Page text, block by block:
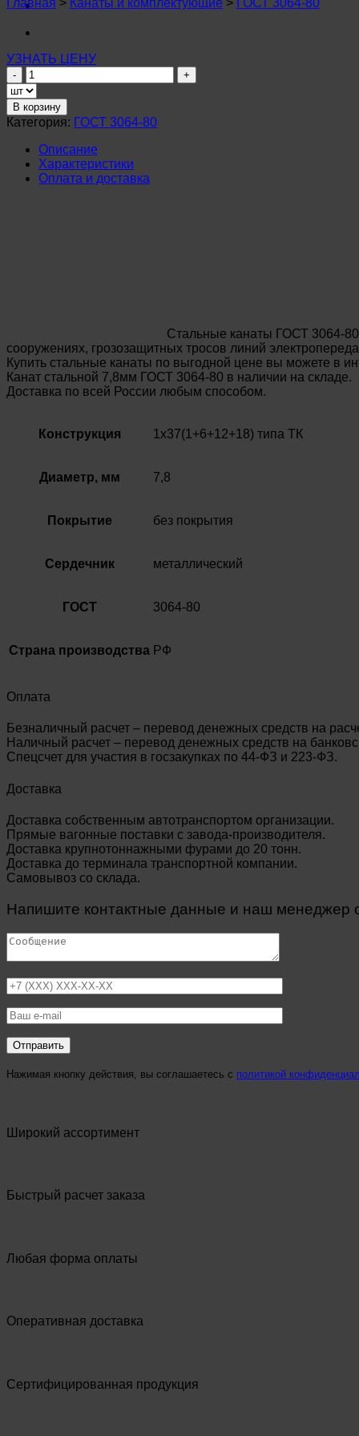
УЗНАТЬ ЦЕНУ
Количество
товара
Канат
стальной
7,8мм
ГОСТ
3064-
80
В корзину
Категория: ГОСТ 3064-80
Описание
Характеристики
Оплата и доставка
Стальные канаты ГОСТ 3064-
сооружениях, грозозащитных тросов линий
Купить стальные канаты по выгодной цене вы можете в
Канат стальной 7,8мм ГОСТ 3064-80 в наличии на складе.
Доставка по всей России любым способом.
Конструкция 1х37(1+6+12+18) типа ТК
Диаметр, мм 7,8
Покрытие без покрытия
Сердечник металлический
ГОСТ 3064-80
Страна производства РФ
Оплата
Безналичный расчет – перевод денежных средств на
Наличный расчет – перевод денежных средств на
Спецсчет для участия в госзакупках по 44-ФЗ и 223-ФЗ.
Доставка
Доставка собственным автотранспортом организации.
Прямые вагонные поставки с завода-производителя.
Доставка крупнотоннажными фурами до 20 тонн.
Доставка до терминала транспортной компании.
Самовывоз со склада.
Напишите контактные данные и наш менеджер
Нажимая кнопку действия, вы соглашаетесь с политикой
Широкий ассортимент
Быстрый расчет заказа
Любая форма оплаты
Оперативная доставка
Сертифицированная продукция